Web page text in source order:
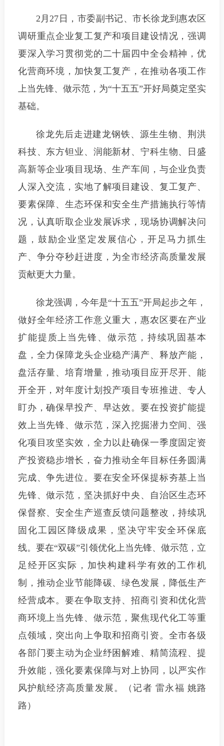
2月27日，市委副书记、市长徐龙到惠农区
调研重点企业复工复产和项目建设情况，强调
要深入学习贯彻党的二十届四中全会精神，优
化营商环境，加快复工复产，在推动各项工作
上当先锋、做示范，为“十五五”开好局奠定坚实
基础。
徐龙先后走进建龙钢铁、源生生物、荆洪
科技、东方钽业、润能新材、宁科生物、日盛
高新等企业项目现场、生产车间，与企业负责
人深入交流，实地了解项目建设、复工复产、
要素保障、生态环保和安全生产措施执行等情
况，认真听取企业发展诉求，现场协调解决问
题，鼓励企业坚定发展信心，开足马力抓生
产、争分夺秒赶进度，为全市经济高质量发展
贡献更大力量。
徐龙强调，今年是“十五五”开局起步之年，
做好全年经济工作意义重大，惠农区要在产业
扩能提质上当先锋、做示范 ，持续巩固基本
盘，全力保障龙头企业稳产满产、释放产能，
盘活存量、培育增量，推动项目应开尽开、能
开全开，对年度计划投产项目专班推进、专人
盯办，确保早投产、早达效。要在投资扩能提
效上当先锋、做示范 ，深入挖掘潜力空间、强
化项目攻坚实效，全力以赴确保一季度固定资
产投资稳步增长，奋力推动全年目标任务圆满
完成、争先进位。 要在安全环保提标夯基上当
先锋、做示范 ，坚决抓好中央、自治区生态环
保督察、安全生产巡查反馈问题整改，持续巩
固化工园区降级成果，坚决守牢安全环保底
线。 要在“双碳”引领优化上当先锋、做示范 ，立
足经开区实际，加快构建科学有效的工作机
制，推动企业节能降碳、绿色发展，降低生产
经营成本。要在争取支持、招商引资和优化营
商环境上当先锋、做示范 ，聚焦现代化工等重
点领域，突出向上争取和招商引资。全市各级
各部门要主动为企业纾困解难、精简流程、提
升效能，强化要素保障与对上协同，以严实作
风护航经济高质量发展。（记者 雷永福 姚路
路）